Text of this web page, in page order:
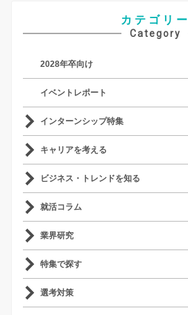
カテゴリー
Category
2028年卒向け
イベントレポート
インターンシップ特集
キャリアを考える
ビジネス・トレンドを知る
就活コラム
業界研究
特集で探す
選考対策